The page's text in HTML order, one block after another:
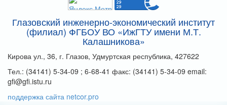
Глазовский инженерно-экономический институт
(филиал) ФГБОУ ВО «ИжГТУ имени М.Т.
Калашникова»
Кирова ул., 36, г. Глазов, Удмуртская республика, 427622
Тел.: (34141) 5-34-09 ; 6-68-41 факс: (34141) 5-34-09 email:
gfi@gfi.istu.ru
поддержка сайта netcor.pro